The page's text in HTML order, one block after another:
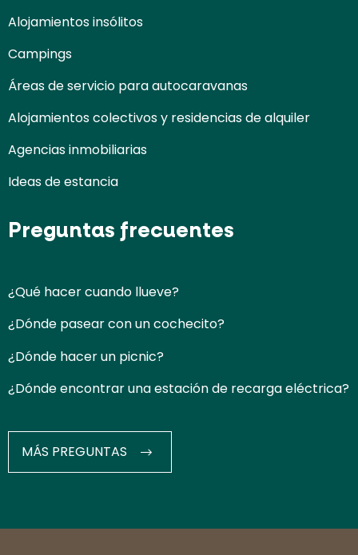
Alojamientos insólitos
Campings
Áreas de servicio para autocaravanas
Alojamientos colectivos y residencias de alquiler
Agencias inmobiliarias
Ideas de estancia
Preguntas frecuentes
¿Qué hacer cuando llueve?
¿Dónde pasear con un cochecito?
¿Dónde hacer un picnic?
¿Dónde encontrar una estación de recarga eléctrica?
MÁS PREGUNTAS